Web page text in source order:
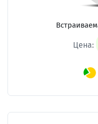
Цена: